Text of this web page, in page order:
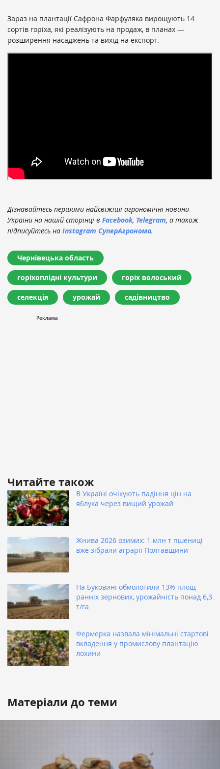
Зараз на плантації Сафрона Фарфуляка вирощують 14
сортів горіха, які реалізують на продаж, в планах —
розширення насаджень та вихід на експорт.
Дізнавайтесь першими найсвіжіші агрономічні новини
України на нашій сторінці в Facebook, Telegram, а також
підписуйтесь на Instagram СуперАгронома.
Чернівецька область
горіхоплідні культури горіх волоський
селекція урожай садівництво
Читайте також
В Україні очікують падіння цін на
яблука через вищий урожай
Жнива 2026 озимих: 1 млн т пшениці
вже зібрали аграрії Полтавщини
На Буковині обмолотили 13% площ
ранніх зернових, урожайність понад 6,3
т/га
Фермерка назвала мінімальні стартові
вкладення у промислову плантацію
лохини
Матеріали до теми